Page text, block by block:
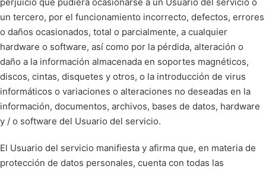
un tercero, por el funcionamiento incorrecto, defectos, errores
o daños ocasionados, total o parcialmente, a cualquier
hardware o software, así como por la pérdida, alteración o
daño a la información almacenada en soportes magnéticos,
discos, cintas, disquetes y otros, o la introducción de virus
informáticos o variaciones o alteraciones no deseadas en la
información, documentos, archivos, bases de datos, hardware
y / o software del Usuario del servicio.
El Usuario del servicio manifiesta y afirma que, en materia de
protección de datos personales, cuenta con todas las